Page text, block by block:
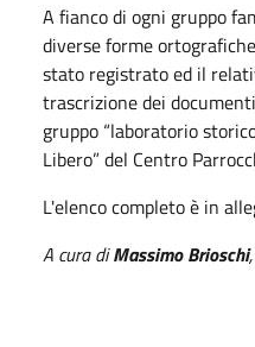
A fianco di ogni gruppo
diverse forme
stato registrato ed il
trascrizione dei
gruppo “laboratorio
Libero” del Centro
L'elenco completo è in
A cura diMassimo Brioschi